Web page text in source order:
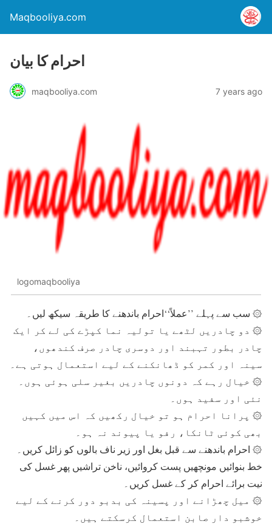
Maqbooliya.com
احرام کا بیان
maqbooliya.com 7 years ago
logomaqbooliya
۞ سب سے پہلے ’’عملاً‘‘احرام باندھنے کا طریقہ سیکھ لیں۔
۞ دو چادریں لٹھے یا تولیہ نما کپڑے کی لے کر ایک
چادر بطور تہبند اور دوسری چادر صرف کندھوں،
سینہ اور کمر کو ڈھانکنے کے لیے استعمال ہوتی ہے۔
۞ خیال رہے کہ دونوں چادریں بغیر سلی ہوئی ہوں۔
نئی اور سفید ہوں۔
۞ پرانا احرام ہو تو خیال رکھیں کہ اس میں کہیں
بھی کوئی ٹانکا، رفو یا پیوند نہ ہو۔
۞ احرام باندھنے سے قبل بغل اور زیر ناف بالوں کو زائل کریں۔
خط بنوائیں مونچھیں پست کروائیں، ناخن تراشیں پھر غسل کی
نیت برائے احرام کر کے غسل کریں۔
۞ میل چھڑانے اور پسینہ کی بدبو دور کرنے کے لیے
خوشبو دار صابن استعمال کرسکتے ہیں۔